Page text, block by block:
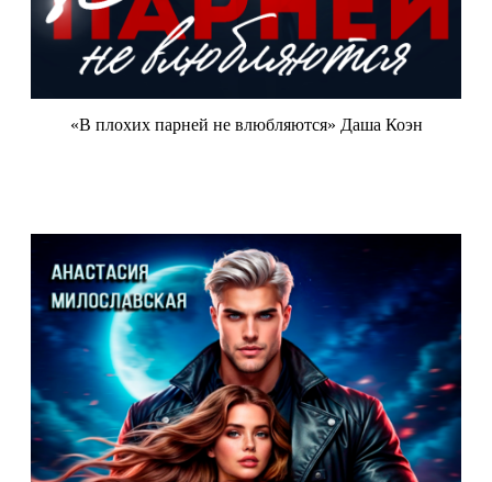
«В плохих парней не влюбляются» Даша Коэн